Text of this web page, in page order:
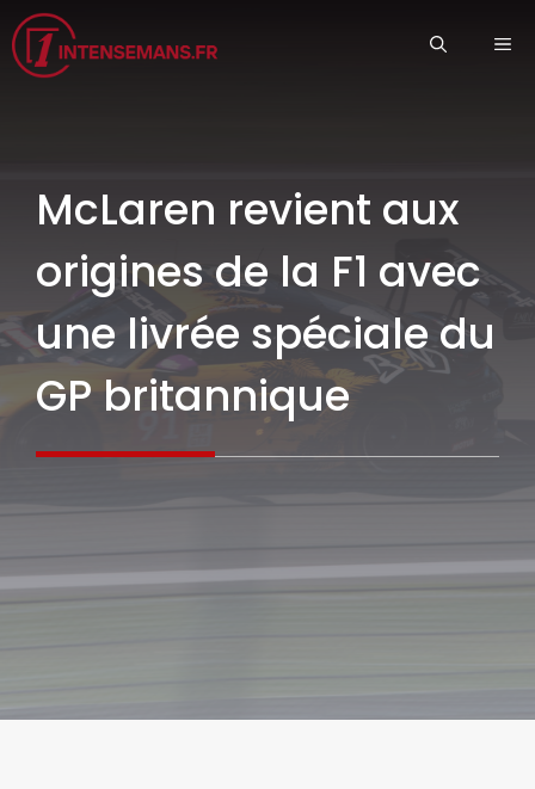
Aller
au
contenu
McLaren revient aux
origines de la F1 avec
une livrée spéciale du
GP britannique